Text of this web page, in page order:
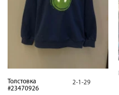
Толстовка
#23470926
2-1-29